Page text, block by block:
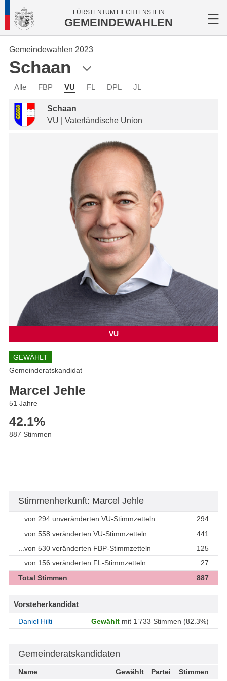
FÜRSTENTUM LIECHTENSTEIN
GEMEINDEWAHLEN
Gemeindewahlen 2023
Schaan
Alle FBP VU FL DPL JL
Schaan
VU | Vaterländische Union
VU
GEWÄHLT
Gemeinderatskandidat
Marcel Jehle
51 Jahre
42.1%
887 Stimmen
Stimmenherkunft: Marcel Jehle
...von 294 unveränderten VU-Stimmzetteln
294
...von 558 veränderten VU-Stimmzetteln
441
...von 530 veränderten FBP-Stimmzetteln
125
...von 156 veränderten FL-Stimmzetteln
27
Total Stimmen
887
Vorsteherkandidat
Daniel Hilti Gewählt mit 1’733 Stimmen (82.3%)
Gemeinderatskandidaten
Name Gewählt Partei Stimmen